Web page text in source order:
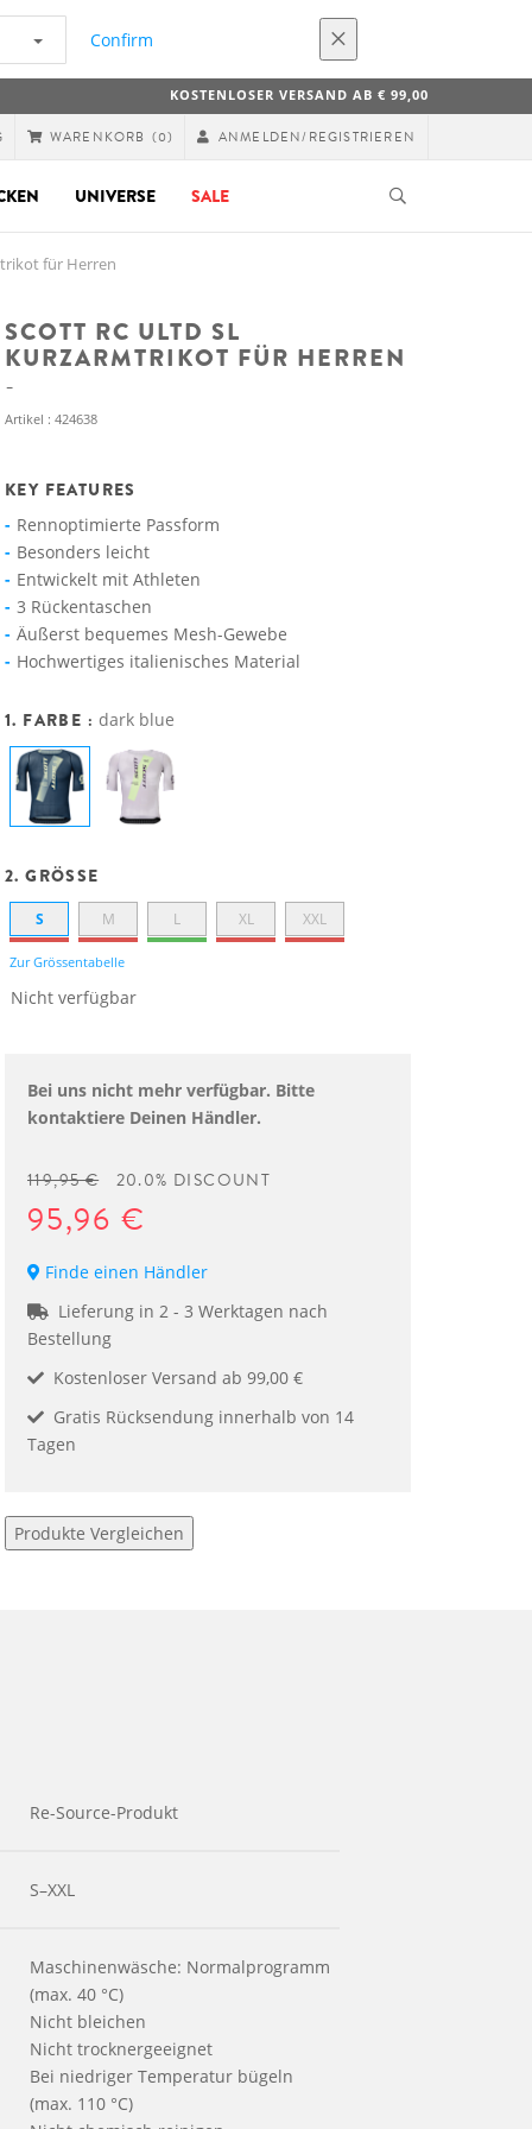
Confirm
KOSTENLOSER VERSAND AB € 99,00
WARENKORB (0) ANMELDEN/REGISTRIEREN
UNIVERSE SALE
für Herren
SCOTT RC ULTD SL
KURZARMTRIKOT FÜR HERREN
Artikel : 424638
KEY FEATURES
Rennoptimierte Passform
Besonders leicht
Entwickelt mit Athleten
3 Rückentaschen
Äußerst bequemes Mesh-Gewebe
Hochwertiges italienisches Material
1. FARBE : dark blue
2. GRÖSSE
S M L XL XXL
Zur Grössentabelle
Nicht verfügbar
Bei uns nicht mehr verfügbar. Bitte
kontaktiere Deinen Händler.
119,95 € 20.0% DISCOUNT
95,96 €
Finde einen Händler
Lieferung in 2 - 3 Werktagen nach
Bestellung
Kostenloser Versand ab 99,00 €
Gratis Rücksendung innerhalb von 14
Tagen
Produkte Vergleichen
Re-Source-Produkt
S–XXL
Maschinenwäsche: Normalprogramm
(max. 40 °C)
Nicht bleichen
Nicht trocknergeeignet
Bei niedriger Temperatur bügeln
(max. 110 °C)